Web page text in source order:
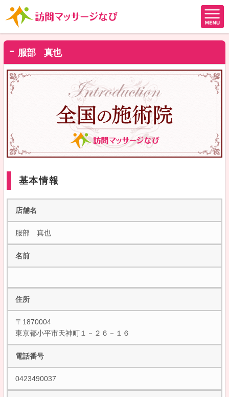
服部 真也
基本情報
店舗名
服部 真也
名前
住所
〒1870004
東京都小平市天神町１－２６－１６
電話番号
0423490037